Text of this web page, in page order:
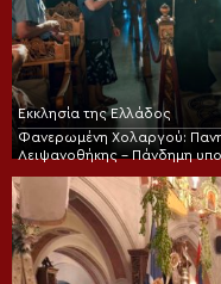
Εκκλησία της Ελλάδος
Φανερωμένη Χολαργού:
Λειψανοθήκης – Πάνδημη